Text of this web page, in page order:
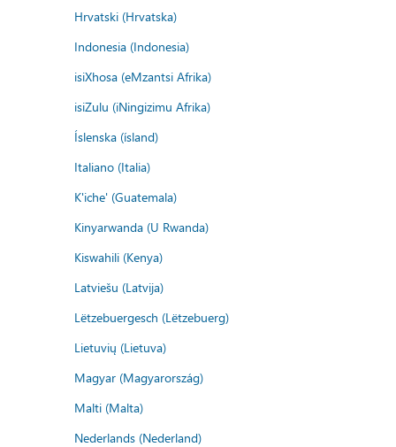
Hrvatski (Hrvatska)
Indonesia (Indonesia)
isiXhosa (eMzantsi Afrika)
isiZulu (iNingizimu Afrika)
Íslenska (ísland)
Italiano (Italia)
K'iche' (Guatemala)
Kinyarwanda (U Rwanda)
Kiswahili (Kenya)
Latviešu (Latvija)
Lëtzebuergesch (Lëtzebuerg)
Lietuvių (Lietuva)
Magyar (Magyarország)
Malti (Malta)
Nederlands (Nederland)